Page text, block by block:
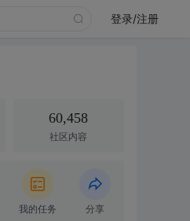
登录/注册
60,458
社区内容
我的任务 分享